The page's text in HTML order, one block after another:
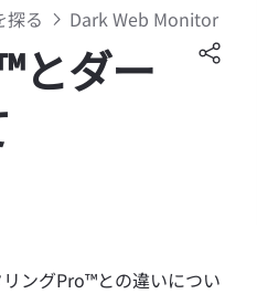
探る Dark Web Monitor
とダー
ングPro™との違いについ